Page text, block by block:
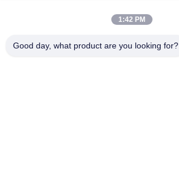
Szybki kontakt
1:42 PM
Good day, what product are you looking for?